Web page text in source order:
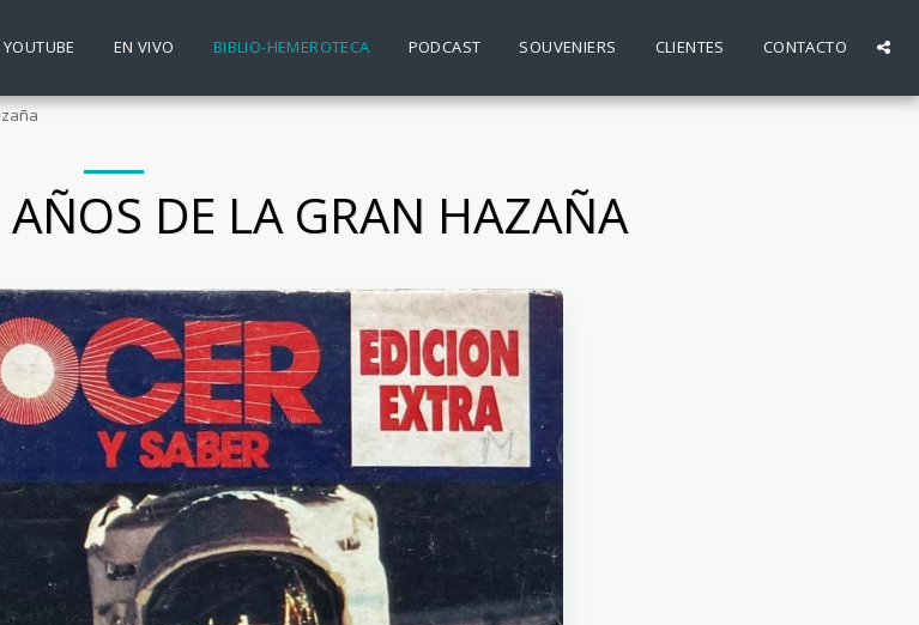
YOUTUBE EN VIVO BIBLIO-HEMEROTECA PODCAST SOUVENIERS CLIENTES CONTACTO
DE LA GRAN HAZAÑA